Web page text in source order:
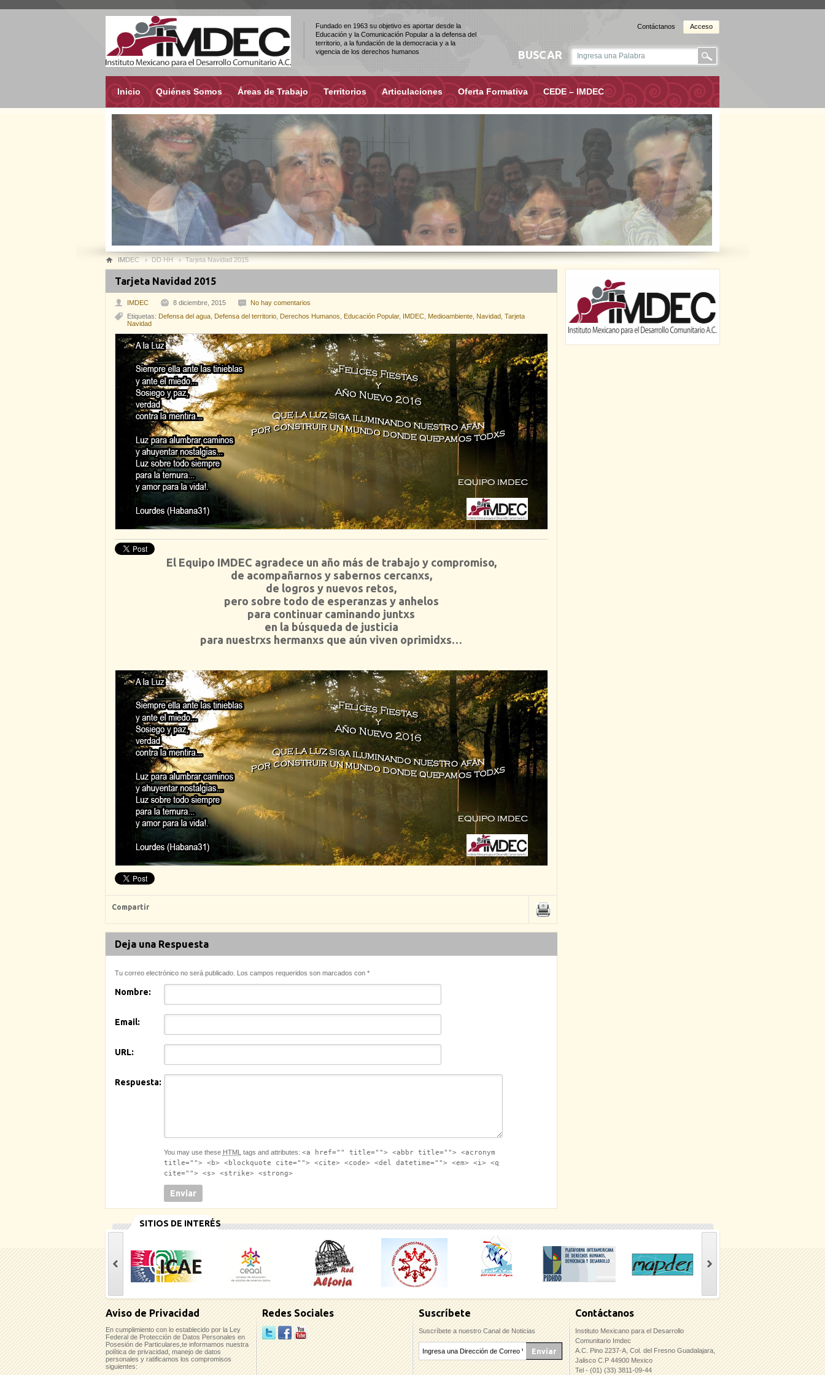
Fundado en 1963 su objetivo es aportar desde la
Educación y la Comunicación Popular a la defensa del
territorio, a la fundación de la democracia y a la
vigencia de los derechos humanos
Acceso
Contáctanos
BUSCAR
Inicio Quiénes Somos Áreas de Trabajo Territorios Articulaciones Oferta Formativa CEDE – IMDEC
IMDEC DD HH Tarjeta Navidad 2015
Tarjeta Navidad 2015
IMDEC 8 diciembre, 2015
No hay comentarios
Etiquetas: Defensa del agua Defensa del territorio Derechos Humanos Educación Popular, IMDEC Medioambiente Navidad Tarjeta
Navidad
El Equipo IMDEC agradece un año más de trabajo y compromiso,
de acompañarnos y sabernos cercanxs,
de logros y nuevos retos,
pero sobre todo de esperanzas y anhelos
para continuar caminando juntxs
en la búsqueda de justicia
para nuestrxs hermanxs que aún viven oprimidxs…
Compartir
Deja una Respuesta
Tu correo electrónico no será publicado. Los campos requeridos son marcados con *
Nombre:
Email:
URL:
Respuesta:
You may use these HTML tags and attributes: <a href="" title=""> <abbr title=""> <acronym
title=""> <b> <blockquote cite=""> <cite> <code> <del datetime=""> <em> <i> <q
cite=""> <s> <strike> <strong>
SITIOS DE INTERÉS
Aviso de Privacidad
En cumplimiento con lo establecido por la Ley
Federal de Protección de Datos Personales en
Posesión de Particulares,te informamos nuestra
política de privacidad, manejo de datos
personales y ratificamos los compromisos
siguientes:
Redes Sociales Suscríbete
Suscríbete a nuestro Canal de Noticias
Contáctanos
Instituto Mexicano para el Desarrollo
Comunitario Imdec
A.C. Pino 2237-A, Col. del Fresno Guadalajara,
Jalisco C.P 44900 Mexico
Tel - (01) (33) 3811-09-44